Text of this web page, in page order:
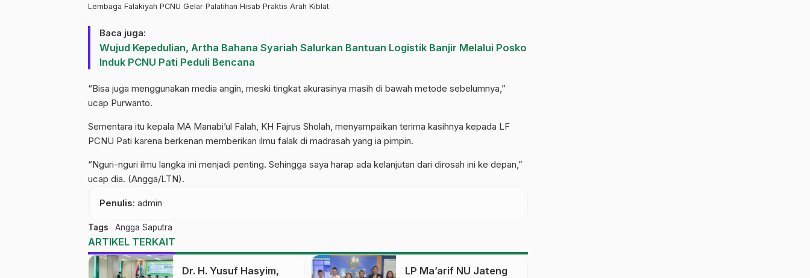
Lembaga Falakiyah PCNU Gelar Palatihan Hisab Praktis Arah Kiblat
Baca juga:
Wujud Kepedulian, Artha Bahana Syariah Salurkan Bantuan Logistik Banjir Melalui Posko
Induk PCNU Pati Peduli Bencana
“Bisa juga menggunakan media angin, meski tingkat akurasinya masih di bawah metode sebelumnya,”
ucap Purwanto.
Sementara itu kepala MA Manabi’ul Falah, KH Fajrus Sholah, menyampaikan terima kasihnya kepada LF
PCNU Pati karena berkenan memberikan ilmu falak di madrasah yang ia pimpin.
“Nguri-nguri ilmu langka ini menjadi penting. Sehingga saya harap ada kelanjutan dari dirosah ini ke depan,”
ucap dia. (Angga/LTN).
Penulis: admin
Tags Angga Saputra
ARTIKEL TERKAIT
Dr. H. Yusuf Hasyim,
LP Ma’arif NU Jateng